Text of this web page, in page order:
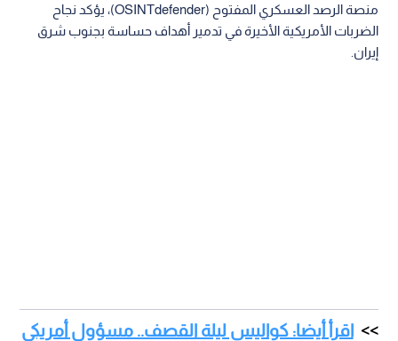
منصة الرصد العسكري المفتوح (OSINTdefender)، يؤكد نجاح
الضربات الأمريكية الأخيرة في تدمير أهداف حساسة بجنوب شرق
إيران.
اقرأ أيضا: كواليس ليلة القصف.. مسؤول أمريكي